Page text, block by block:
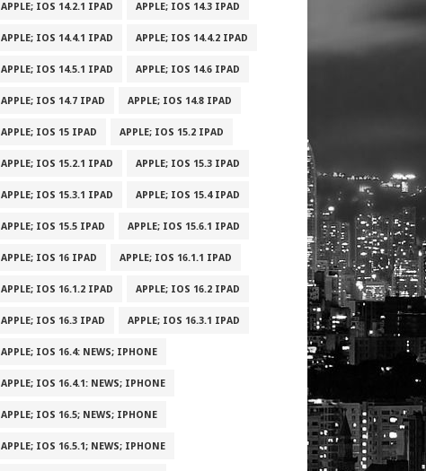
APPLE; IOS 14.2.1 IPAD APPLE; IOS 14.3 IPAD
APPLE; IOS 14.4.1 IPAD APPLE; IOS 14.4.2 IPAD
APPLE; IOS 14.5.1 IPAD APPLE; IOS 14.6 IPAD
APPLE; IOS 14.7 IPAD APPLE; IOS 14.8 IPAD
APPLE; IOS 15 IPAD APPLE; IOS 15.2 IPAD
APPLE; IOS 15.2.1 IPAD APPLE; IOS 15.3 IPAD
APPLE; IOS 15.3.1 IPAD APPLE; IOS 15.4 IPAD
APPLE; IOS 15.5 IPAD APPLE; IOS 15.6.1 IPAD
APPLE; IOS 16 IPAD APPLE; IOS 16.1.1 IPAD
APPLE; IOS 16.1.2 IPAD APPLE; IOS 16.2 IPAD
APPLE; IOS 16.3 IPAD APPLE; IOS 16.3.1 IPAD
APPLE; IOS 16.4: NEWS; IPHONE
APPLE; IOS 16.4.1: NEWS; IPHONE
APPLE; IOS 16.5; NEWS; IPHONE
APPLE; IOS 16.5.1; NEWS; IPHONE